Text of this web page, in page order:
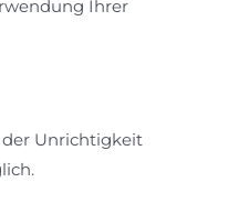
Ihrer
der Unrichtigkeit